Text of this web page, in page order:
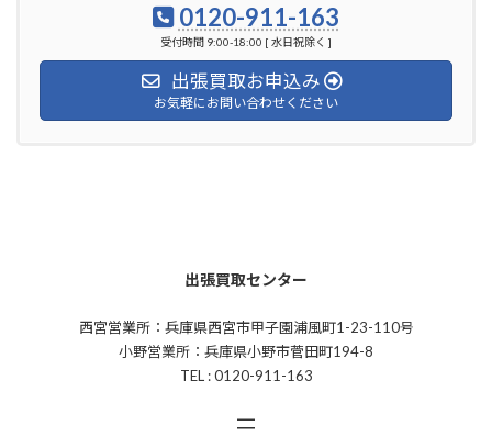
0120-911-163
受付時間 9:00-18:00 [ 水日祝除く ]
出張買取お申込み
お気軽にお問い合わせください
出張買取センター
西宮営業所：兵庫県西宮市甲子園浦風町1-23-110号
小野営業所：兵庫県小野市菅田町194-8
TEL : 0120-911-163